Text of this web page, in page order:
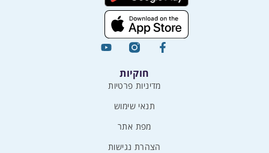
חוקיות
מדיניות פרטיות
תנאי שימוש
מפת אתר
הצהרת נגישות